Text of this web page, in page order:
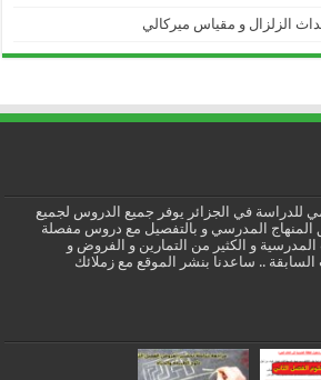
الزلزال و مقياس ميركالي
للدراسة في الجزائر يوفر جميع الدروس لجميع
المنهاج المدرسي و بالتفصيل مع دروس مفصلة
المدرسية و الكثير من التمارين و الفروض و
السابقة .. ساعدنا بنشر الموقع مع زملائك